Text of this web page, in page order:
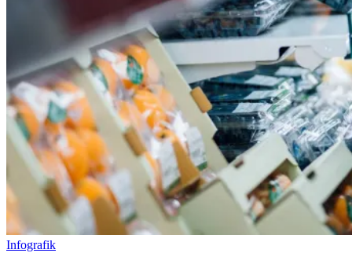
Infografik